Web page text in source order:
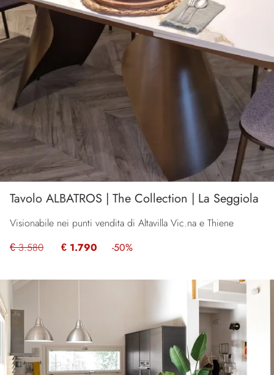
Tavolo ALBATROS | The Collection | La Seggiola
Visionabile nei punti vendita di Altavilla Vic.na e Thiene
€ 3.580
€ 1.790 -50%